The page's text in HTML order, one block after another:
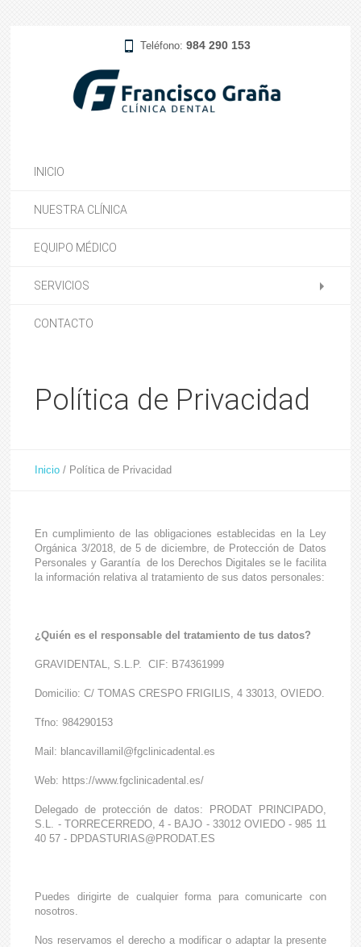
Teléfono: 984 290 153
INICIO
NUESTRA CLÍNICA
EQUIPO MÉDICO
SERVICIOS
CONTACTO
Política de Privacidad
Inicio / Política de Privacidad
En cumplimiento de las obligaciones establecidas en la Ley
Orgánica 3/2018, de 5 de diciembre, de Protección de Datos
Personales y Garantía de los Derechos Digitales se le facilita
la información relativa al tratamiento de sus datos personales:
¿Quién es el responsable del tratamiento de tus datos?
GRAVIDENTAL, S.L.P. CIF: B74361999
Domicilio: C/ TOMAS CRESPO FRIGILIS, 4 33013, OVIEDO.
Tfno: 984290153
Mail: blancavillamil@fgclinicadental.es
Web: https://www.fgclinicadental.es/
Delegado de protección de datos: PRODAT PRINCIPADO,
S.L. - TORRECERREDO, 4 - BAJO - 33012 OVIEDO - 985 11
40 57 - DPDASTURIAS@PRODAT.ES
Puedes dirigirte de cualquier forma para comunicarte con
nosotros.
Nos reservamos el derecho a modificar o adaptar la presente